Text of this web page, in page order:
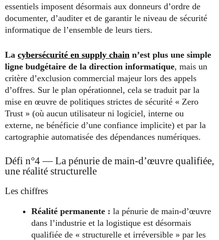
essentiels imposent désormais aux donneurs d’ordre de
documenter, d’auditer et de garantir le niveau de sécurité
informatique de l’ensemble de leurs tiers.
La cybersécurité en supply chain n’est plus une simple
ligne budgétaire de la direction informatique, mais un
critère d’exclusion commercial majeur lors des appels
d’offres. Sur le plan opérationnel, cela se traduit par la
mise en œuvre de politiques strictes de sécurité « Zero
Trust » (où aucun utilisateur ni logiciel, interne ou
externe, ne bénéficie d’une confiance implicite) et par la
cartographie automatisée des dépendances numériques.
Défi n°4 — La pénurie de main-d’œuvre qualifiée,
une réalité structurelle
Les chiffres
Réalité permanente : la pénurie de main-d’œuvre
dans l’industrie et la logistique est désormais
qualifiée de « structurelle et irréversible » par les